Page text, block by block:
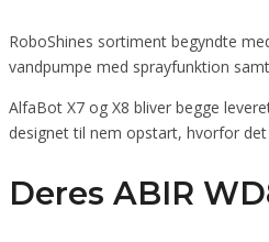
RoboShines sortiment begyndte
vandpumpe med sprayfunktion
AlfaBot X7 og X8 bliver begge
designet til nem opstart, hvorfor
Deres ABIR